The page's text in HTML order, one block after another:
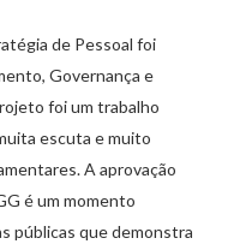
de Pessoal foi
Governança e
foi um trabalho
escuta e muito
A aprovação
é um momento
públicas que demonstra